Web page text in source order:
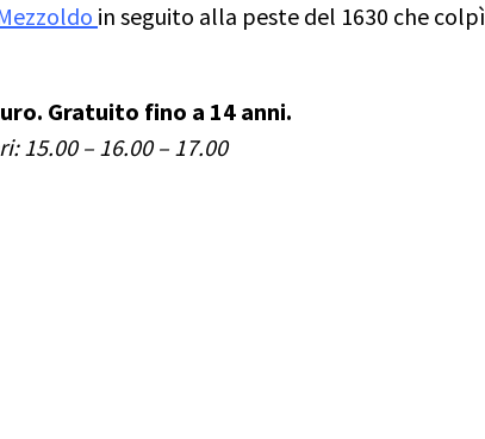
in seguito alla peste del 1630 che colpì
Gratuito fino a 14 anni.
15.00 – 16.00 – 17.00